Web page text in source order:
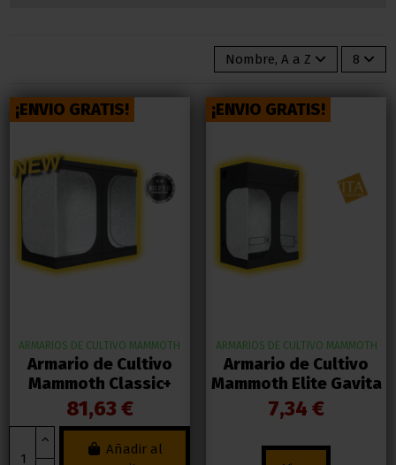
Nombre, A a Z 8
¡ENVIO GRATIS!
ARMARIOS DE CULTIVO MAMMOTH
Armario de Cultivo
Mammoth Classic+
81,63 €
Añadir al
¡ENVIO GRATIS!
ARMARIOS DE CULTIVO MAMMOTH
Armario de Cultivo
Mammoth Elite Gavita
7,34 €